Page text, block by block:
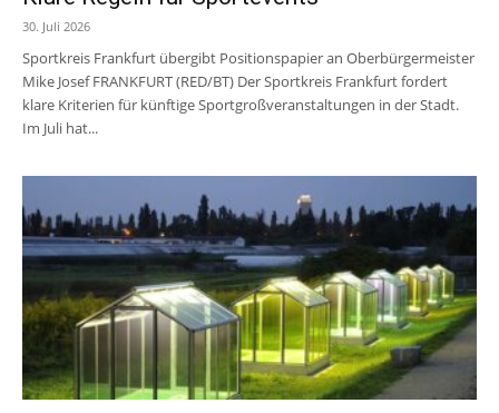
30. Juli 2026
Sportkreis Frankfurt übergibt Positionspapier an Oberbürgermeister
Mike Josef FRANKFURT (RED/BT) Der Sportkreis Frankfurt fordert
klare Kriterien für künftige Sportgroßveranstaltungen in der Stadt.
Im Juli hat...